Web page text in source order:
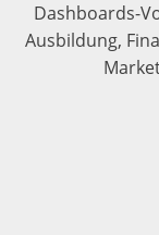
Dashboards-
Ausbildung,